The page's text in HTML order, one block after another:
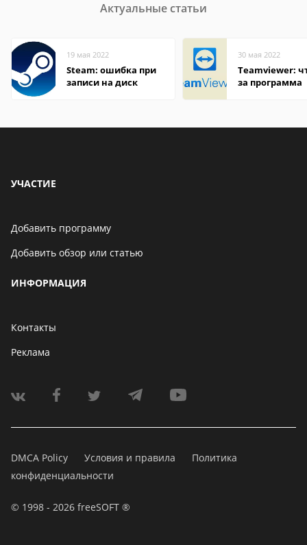
Актуальные статьи
19 мая 2022
Steam: ошибка при
записи на диск
30 мая 2022
Teamviewer:
за программа
УЧАСТИЕ
Добавить программу
Добавить обзор или статью
ИНФОРМАЦИЯ
Контакты
Реклама
DMCA Policy Условия и правила
Политика
конфиденциальности
© 1998 - 2026 freeSOFT ®